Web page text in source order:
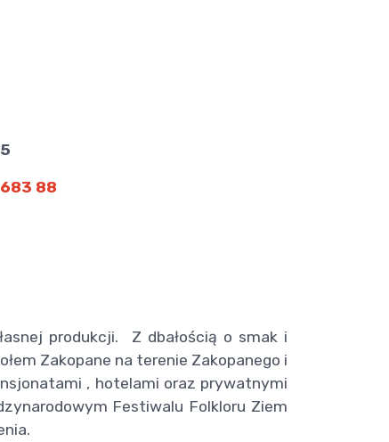
88
produkcji. Z dbałością o smak i
Zakopane na terenie Zakopanego i
, hotelami oraz prywatnymi
Festiwalu Folkloru Ziem